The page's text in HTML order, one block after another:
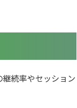
続率やセッション